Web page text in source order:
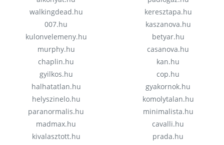
walkingdead.hu
007.hu
kulonvelemeny.hu
murphy.hu
chaplin.hu
gyilkos.hu
halhatatlan.hu
helyszinelo.hu
paranormalis.hu
madmax.hu
kivalasztott.hu
keresztapa.hu
kaszanova.hu
betyar.hu
casanova.hu
kan.hu
cop.hu
gyakornok.hu
komolytalan.hu
minimalista.hu
cavalli.hu
prada.hu